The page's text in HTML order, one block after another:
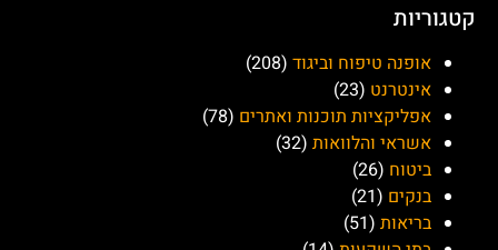
לאפליקצייה של חיוג לנציג שירות לקוחות – שירות פלוס
קטגוריות
אופנה טיפוח וביגוד
אינטרנט(23)
אפליקציות תוכנות ואתרים